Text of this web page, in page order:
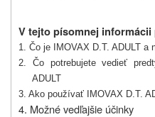
V tejto písomnej informácii
1. Čo je IMOVAX D.T. ADULT a
2. Čo potrebujete vedieť
ADULT
3. Ako používať IMOVAX D.T.
4. Možné vedľajšie účinky